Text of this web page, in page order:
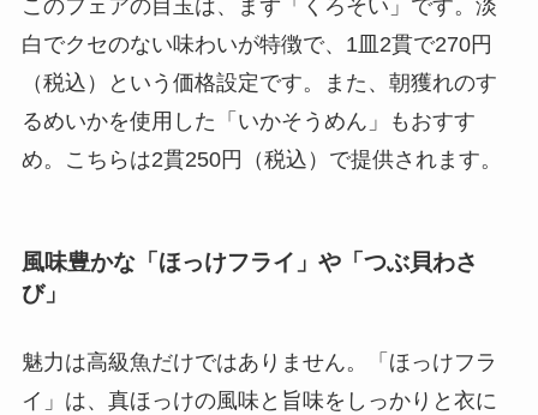
このフェアの目玉は、まず「くろそい」です。淡
白でクセのない味わいが特徴で、1皿2貫で270円
（税込）という価格設定です。また、朝獲れのす
るめいかを使用した「いかそうめん」もおすす
め。こちらは2貫250円（税込）で提供されます。
風味豊かな「ほっけフライ」や「つぶ貝わさ
び」
魅力は高級魚だけではありません。「ほっけフラ
イ」は、真ほっけの風味と旨味をしっかりと衣に